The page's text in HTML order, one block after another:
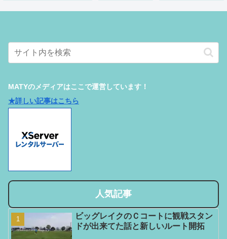
MATYのメディアはここで運営しています！
★詳しい記事はこちら
人気記事
ビッグレイクのＣコートに観戦スタン
ドが出来てた話と新しいルート開拓